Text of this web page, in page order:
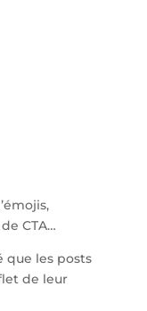
CTA…
que les posts
de leur